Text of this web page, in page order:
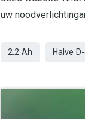
uw
2.2 Ah Halve